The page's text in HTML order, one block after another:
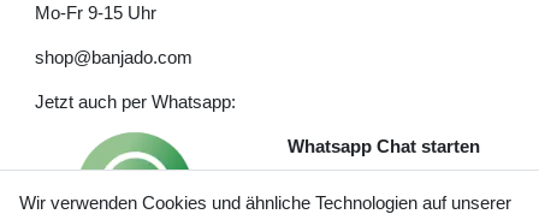
Mo-Fr 9-15 Uhr
shop@banjado.com
Jetzt auch per Whatsapp:
Whatsapp Chat starten
Wir verwenden Cookies und ähnliche Technologien auf unserer